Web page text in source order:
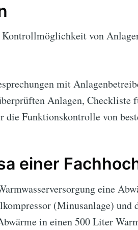
von
mit
Anlagen, Checkliste
Funktionskontrolle von
einer
eine
(Minusanlage) und
in einen 500 Liter